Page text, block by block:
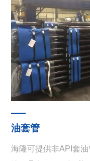
油套管
海隆可提供非API套